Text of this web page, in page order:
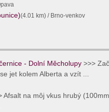
(4.01 km) / Brno-venkov
- Dolní Měcholupy >>>
jet kolem Alberta a vzít ...
Afsalt na môj vkus hrubý